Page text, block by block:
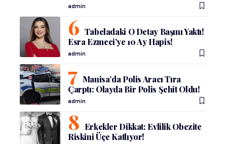
admin
Tabeladaki O Detay Başını Yaktı!
Esra Ezmeci’ye 10 Ay Hapis!
admin
Manisa’da Polis Aracı Tıra
Çarptı: Olayda Bir Polis Şehit Oldu!
admin
Erkekler Dikkat: Evlilik Obezite
Riskini Üçe Katlıyor!